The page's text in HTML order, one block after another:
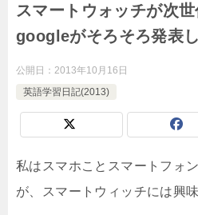
スマートウォッチが次
googleがそろそろ発表
公開日： 2013年10月16日
英語学習日記(2013)
私はスマホことスマートフォ
が、スマートウィッチには興